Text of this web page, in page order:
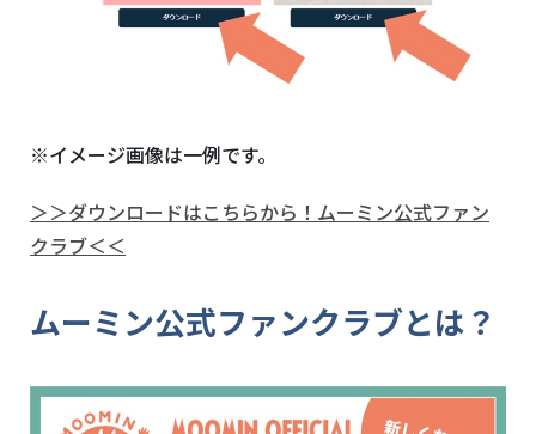
※イメージ画像は一例です。
＞＞ダウンロードはこちらから！ムーミン公式ファン
クラブ＜＜
ムーミン公式ファンクラブとは？